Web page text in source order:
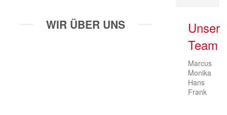
Unser
Team
Marcus
Monika
Hans
Frank
WIR ÜBER UNS